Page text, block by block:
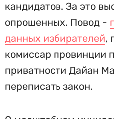
кандидатов. За это
опрошенных. Повод -
данных избирателей,
комиссар провинции
приватности Дайан
переписать закон.